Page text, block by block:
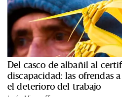
Del casco de albañil al
discapacidad: las ofrendas
el deterioro del trabajo